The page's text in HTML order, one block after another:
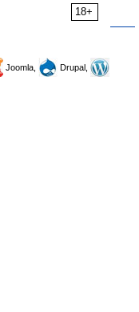
18+
Joomla,
Drupal,